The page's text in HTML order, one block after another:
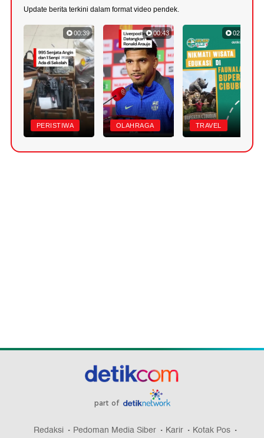
Update berita terkini dalam format video pendek.
00:39
PERISTIWA
00:43
OLAHRAGA
02:46
TRAVEL
part of
Redaksi Pedoman Media Siber Karir Kotak Pos